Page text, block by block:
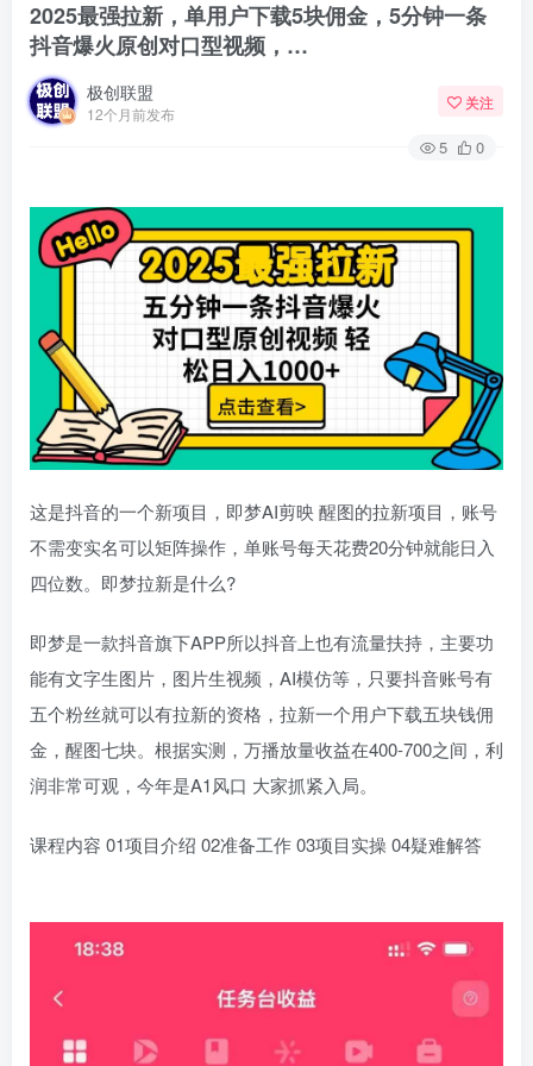
2025最强拉新，单用户下载5块佣金，5分钟一条
抖音爆火原创对口型视频，…
极创联盟
12个月前发布
关注
5 0
这是抖音的一个新项目，即梦AI剪映 醒图的拉新项目，账号
不需变实名可以矩阵操作，单账号每天花费20分钟就能日入
四位数。即梦拉新是什么?
即梦是一款抖音旗下APP所以抖音上也有流量扶持，主要功
能有文字生图片，图片生视频，AI模仿等，只要抖音账号有
五个粉丝就可以有拉新的资格，拉新一个用户下载五块钱佣
金，醒图七块。根据实测，万播放量收益在400-700之间，利
润非常可观，今年是A1风口 大家抓紧入局。
课程内容 01项目介绍 02准备工作 03项目实操 04疑难解答